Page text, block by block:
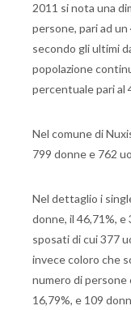
2011 si nota una
persone, pari ad
secondo gli ultimi
popolazione
percentuale pari al
Nel comune di
799 donne e 762
Nel dettaglio i
donne, il 46,71%, e
sposati di cui 377
invece coloro che
numero di persone
16,79%, e 109